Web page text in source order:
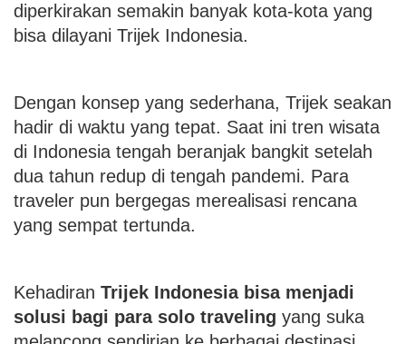
diperkirakan semakin banyak kota-kota yang
bisa dilayani Trijek Indonesia.
Dengan konsep yang sederhana, Trijek seakan
hadir di waktu yang tepat. Saat ini tren wisata
di Indonesia tengah beranjak bangkit setelah
dua tahun redup di tengah pandemi. Para
traveler pun bergegas merealisasi rencana
yang sempat tertunda.
Kehadiran Trijek Indonesia bisa menjadi
solusi bagi para solo traveling yang suka